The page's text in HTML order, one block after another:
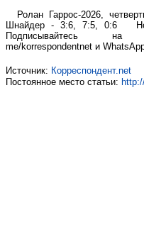
Ролан Гаррос-2026,
Шнайдер - 3:6, 7:5, 0:6
Подписывайтесь
me/korrespondentnet и
Источник: Корреспондент.net
Постоянное место статьи: